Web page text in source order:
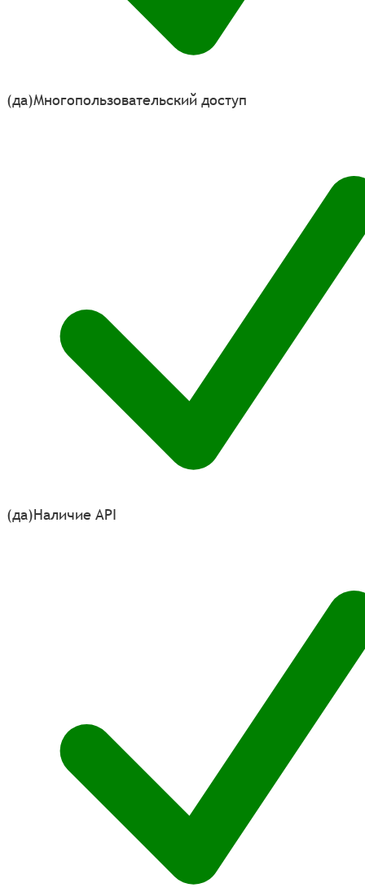
(да)Многопользовательский доступ
(да)Наличие API